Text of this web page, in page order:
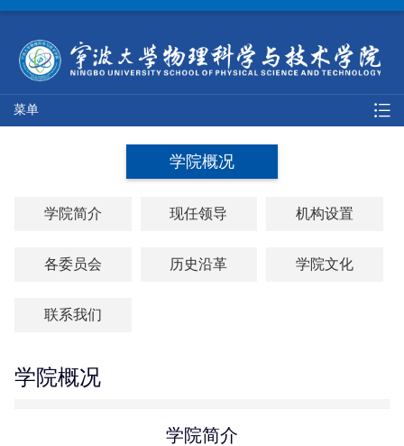
菜单
学院概况
学院简介 现任领导 机构设置
各委员会 历史沿革 学院文化
联系我们
学院概况
学院简介